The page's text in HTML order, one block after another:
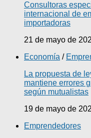
Consultoras
internacional de
importadoras
21 de mayo de
Economía /
La propuesta de
mantiene errores
según mutualistas
19 de mayo de
Emprendedores